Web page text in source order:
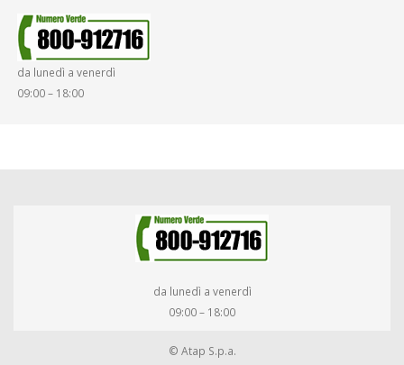
da lunedì a venerdì
09:00 – 18:00
da lunedì a venerdì
09:00 – 18:00
© Atap S.p.a.